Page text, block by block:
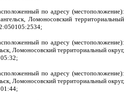
по адресу (местоположение):
Ломоносовский территориальный
по адресу (местоположение):
Ломоносовский территориальный округ,
по адресу (местоположение):
Ломоносовский территориальный округ,